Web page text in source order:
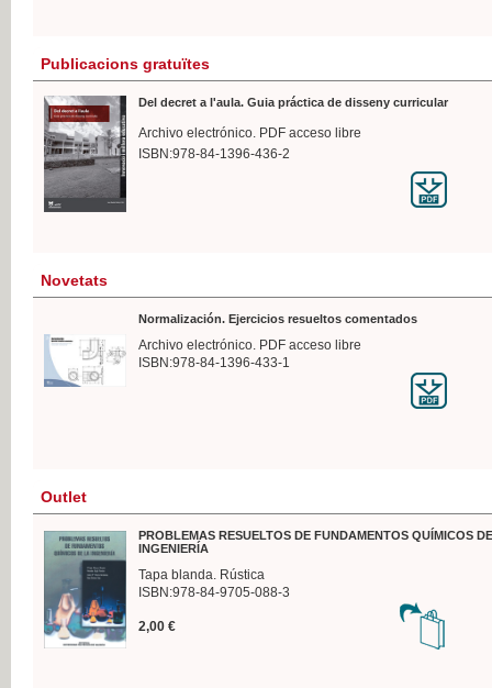
Publicacions gratuïtes
Del decret a l'aula. Guia práctica de disseny curricular
Archivo electrónico. PDF acceso libre
ISBN:978-84-1396-436-2
Novetats
Normalización. Ejercicios resueltos comentados
Archivo electrónico. PDF acceso libre
ISBN:978-84-1396-433-1
Outlet
PROBLEMAS RESUELTOS DE FUNDAMENTOS QUÍMICOS
INGENIERÍA
Tapa blanda. Rústica
ISBN:978-84-9705-088-3
2,00 €